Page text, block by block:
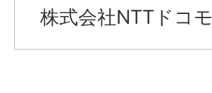
株式会社NTTドコモ